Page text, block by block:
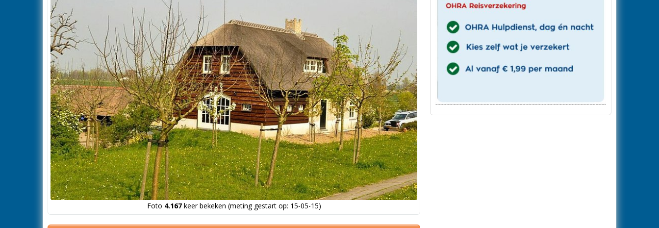
Foto 4.167keer bekeken (meting gestart op: 15-05-15)